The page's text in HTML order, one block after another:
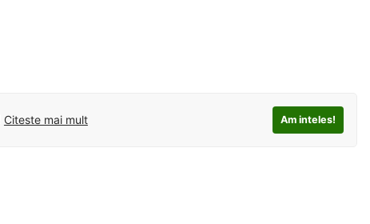
Citeste mai mult Am inteles!